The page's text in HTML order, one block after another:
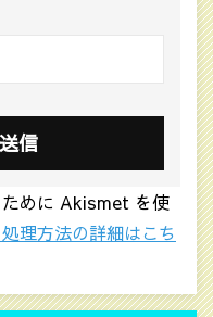
ために Akismet を使
理方法の詳細はこち